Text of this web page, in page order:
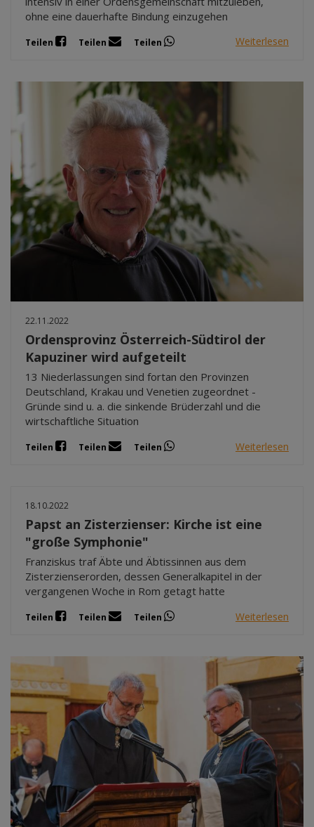
ohne eine dauerhafte Bindung einzugehen
Teilen Teilen Teilen Weiterlesen
22.11.2022
Ordensprovinz Österreich-Südtirol der
Kapuziner wird aufgeteilt
13 Niederlassungen sind fortan den Provinzen
Deutschland, Krakau und Venetien zugeordnet -
Gründe sind u. a. die sinkende Brüderzahl und die
wirtschaftliche Situation
Teilen Teilen Teilen Weiterlesen
18.10.2022
Papst an Zisterzienser: Kirche ist eine
"große Symphonie"
Franziskus traf Äbte und Äbtissinnen aus dem
Zisterzienserorden, dessen Generalkapitel in der
vergangenen Woche in Rom getagt hatte
Teilen Teilen Teilen Weiterlesen